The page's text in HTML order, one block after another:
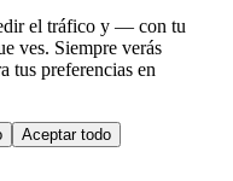
el tráfico y — con tu
ves. Siempre verás
tus preferencias en
Aceptar todo